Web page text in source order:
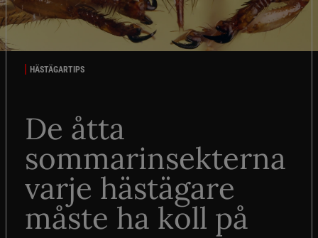
HÄSTÄGARTIPS
De åtta
sommarinsekterna
varje hästägare
måste ha koll på